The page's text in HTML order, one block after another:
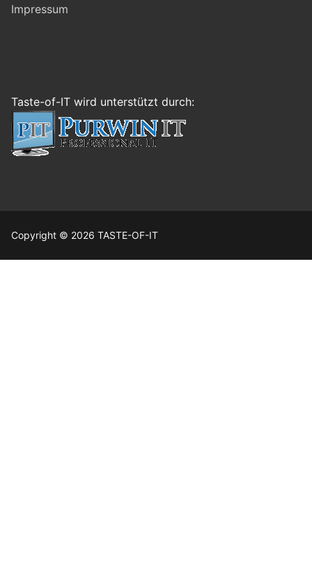
Impressum
Taste-of-IT wird unterstützt durch:
Copyright © 2026 TASTE-OF-IT